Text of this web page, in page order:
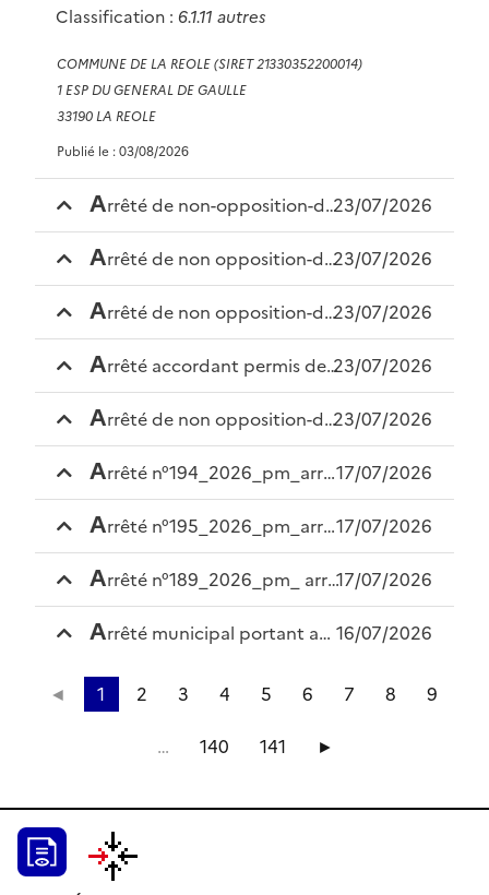
Classification : 6.1.11 autres
COMMUNE DE LA REOLE (SIRET 21330352200014)
1 ESP DU GENERAL DE GAULLE
33190 LA REOLE
Publié le : 03/08/2026
arrêté de non-opposition-dp0333522600028-25 avenue du maréchal fauch 23/07/2026
arrêté de non opposition-dp0333522600025-16 rue du docteur rougier 23/07/2026
arrêté de non opposition-dp0333522600024-432 impasse la borie 23/07/2026
arrêté accordant permis de construire-pc0333522600001-310 rue marie curie 23/07/2026
arrêté de non opposition-dp0333522600030-4allée des lilas 23/07/2026
arrêté n°194_2026_pm_arrêté municipal portant autorisation de tournage et réglementation temporaire de la circulation et du stationnement à l’occasion du tournage du film tu feras tomber les rois . 17/07/2026
arrêté n°195_2026_pm_arrêté portant abrogation de l’arrêté 165/2026. 17/07/2026
arrêté n°189_2026_pm_ arrêté municipal portant autorisation d’organisation du festival “vivacite” dans le prieuré des bénédictins les 17 et 18 juillet 2026. 17/07/2026
arrêté municipal portant autorisation d’organiser la manifestation « match de foot argentine-espagne », le dimanche 19 juillet sur l’esplanade de la mairie 16/07/2026
◄ 1 2 3 4 5 6 7 8
9
…
140 141 ►